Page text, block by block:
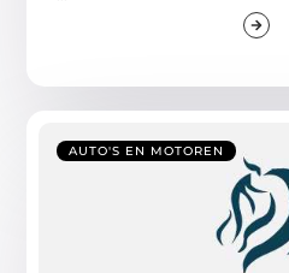
AUTO'S EN MOTOREN